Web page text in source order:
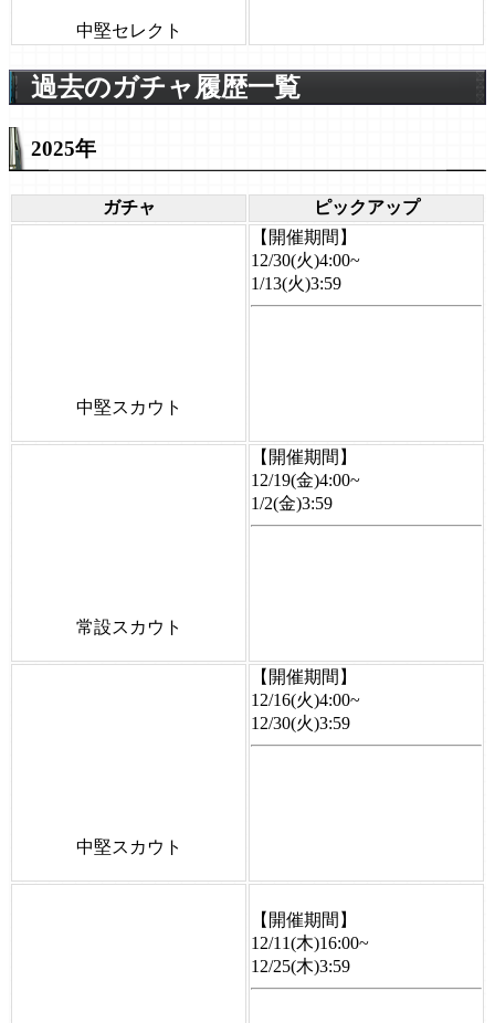
中堅セレクト
過去のガチャ履歴一覧
2025年
ガチャ ピックアップ
中堅スカウト
【開催期間】
12/30(火)4:00~
1/13(火)3:59
常設スカウト
【開催期間】
12/19(金)4:00~
1/2(金)3:59
中堅スカウト
【開催期間】
12/16(火)4:00~
12/30(火)3:59
【開催期間】
12/11(木)16:00~
12/25(木)3:59